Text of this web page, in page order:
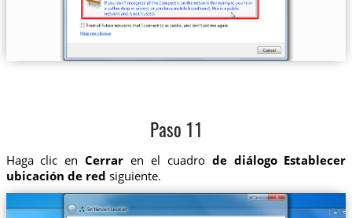
Paso 11
Haga clic enCerrar en el cuadro de diálogo Establecer
ubicación de red siguiente.